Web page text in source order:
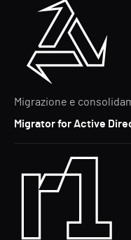
Migrazione e
Migrator for Active